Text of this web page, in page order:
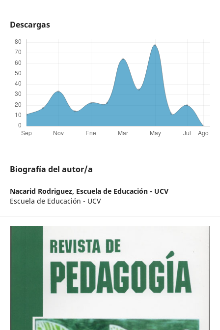
Descargas
Biografía del autor/a
Nacarid Rodriguez, Escuela de Educación - UCV
Escuela de Educación - UCV